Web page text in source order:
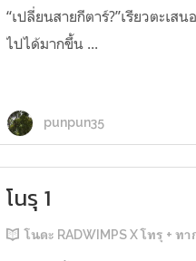
“เปลี่ยนสายกีตาร์?”เรียวตะเส
ไปได้มากขึ้น ...
punpun35
โนรุ 1
โนดะ RADWIMPS X โทรุ + ทา